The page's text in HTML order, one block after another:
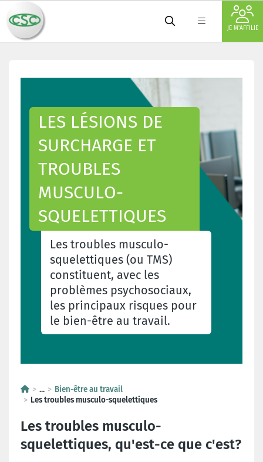
JE M'AFFILIE
LES LÉSIONS DE
SURCHARGE ET
TROUBLES
MUSCULO-
SQUELETTIQUES
Les troubles musculo-
squelettiques (ou TMS)
constituent, avec les
problèmes psychosociaux,
les principaux risques pour
le bien-être au travail.
...
Bien-être au travail
Les troubles musculo-squelettiques
Les troubles musculo-
squelettiques, qu'est-ce que c'est?